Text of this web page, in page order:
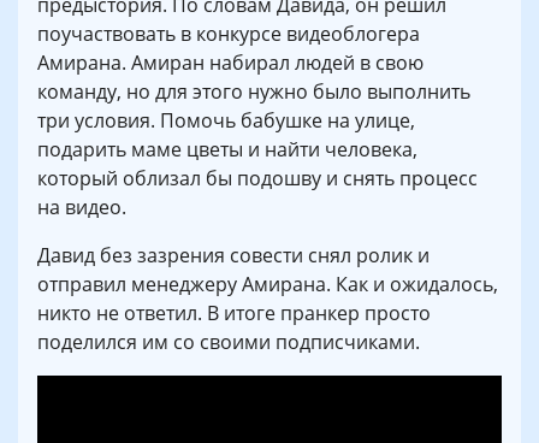
поучаствовать в конкурсе видеоблогера
Амирана. Амиран набирал людей в свою
команду, но для этого нужно было выполнить
три условия. Помочь бабушке на улице,
подарить маме цветы и найти человека,
который облизал бы подошву и снять процесс
на видео.
Давид без зазрения совести снял ролик и
отправил менеджеру Амирана. Как и ожидалось,
никто не ответил. В итоге пранкер просто
поделился им со своими подписчиками.